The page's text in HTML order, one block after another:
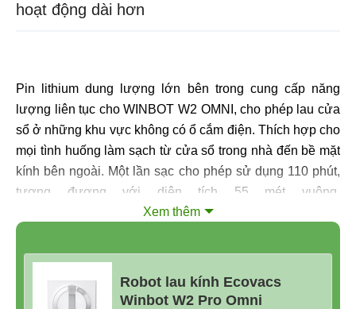
hoạt động dài hơn
Pin lithium dung lượng lớn bên trong cung cấp năng
lượng liên tục cho WINBOT W2 OMNI, cho phép lau cửa
sổ ở những khu vực không có ổ cắm điện. Thích hợp cho
mọi tình huống làm sạch từ cửa sổ trong nhà đến bề mặt
kính bên ngoài. Một lần sạc cho phép sử dụng 110 phút,
tương đương với diện tích 55 mét vuông.
Xem thêm
Robot lau kính Ecovacs
Winbot W2 Pro Omni